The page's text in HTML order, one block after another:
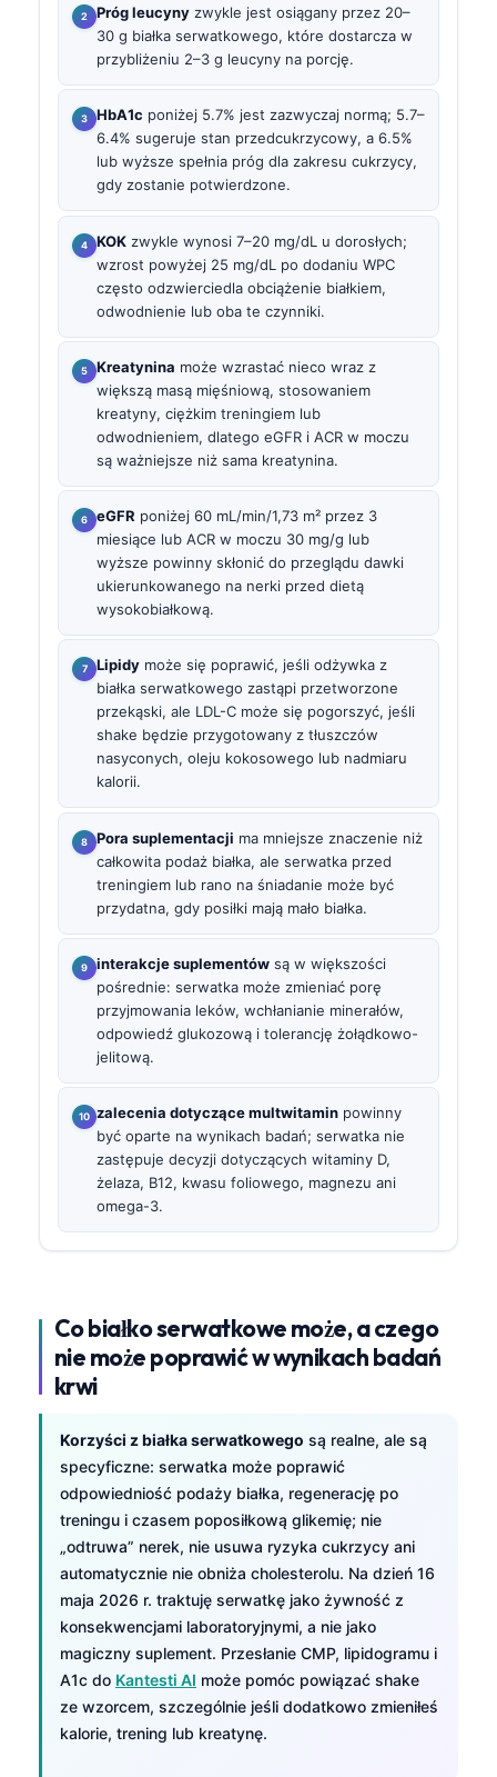
Próg leucyny zwykle jest osiągany przez 20–
30 g białka serwatkowego, które dostarcza w
przybliżeniu 2–3 g leucyny na porcję.
HbA1c poniżej 5.7% jest zazwyczaj normą; 5.7–
6.4% sugeruje stan przedcukrzycowy, a 6.5%
lub wyższe spełnia próg dla zakresu cukrzycy,
gdy zostanie potwierdzone.
KOK zwykle wynosi 7–20 mg/dL u dorosłych;
wzrost powyżej 25 mg/dL po dodaniu WPC
często odzwierciedla obciążenie białkiem,
odwodnienie lub oba te czynniki.
Kreatynina może wzrastać nieco wraz z
większą masą mięśniową, stosowaniem
kreatyny, ciężkim treningiem lub
odwodnieniem, dlatego eGFR i ACR w moczu
są ważniejsze niż sama kreatynina.
eGFR poniżej 60 mL/min/1,73 m² przez 3
miesiące lub ACR w moczu 30 mg/g lub
wyższe powinny skłonić do przeglądu dawki
ukierunkowanego na nerki przed dietą
wysokobiałkową.
Lipidy może się poprawić, jeśli odżywka z
białka serwatkowego zastąpi przetworzone
przekąski, ale LDL-C może się pogorszyć, jeśli
shake będzie przygotowany z tłuszczów
nasyconych, oleju kokosowego lub nadmiaru
kalorii.
Pora suplementacji ma mniejsze znaczenie niż
całkowita podaż białka, ale serwatka przed
treningiem lub rano na śniadanie może być
przydatna, gdy posiłki mają mało białka.
interakcje suplementów są w większości
pośrednie: serwatka może zmieniać porę
przyjmowania leków, wchłanianie minerałów,
odpowiedź glukozową i tolerancję żołądkowo-
jelitową.
zalecenia dotyczące multwitamin powinny
być oparte na wynikach badań; serwatka nie
zastępuje decyzji dotyczących witaminy D,
żelaza, B12, kwasu foliowego, magnezu ani
omega-3.
Co białko serwatkowe może, a czego
nie może poprawić w wynikach badań
krwi
Korzyści z białka serwatkowego są realne, ale są
specyficzne: serwatka może poprawić
odpowiedniość podaży białka, regenerację po
treningu i czasem poposiłkową glikemię; nie
„odtruwa” nerek, nie usuwa ryzyka cukrzycy ani
automatycznie nie obniża cholesterolu. Na dzień 16
maja 2026 r. traktuję serwatkę jako żywność z
konsekwencjami laboratoryjnymi, a nie jako
magiczny suplement. Przesłanie CMP, lipidogramu i
A1c do Kantesti AI może pomóc powiązać shake
ze wzorcem, szczególnie jeśli dodatkowo zmieniłeś
kalorie, trening lub kreatynę.